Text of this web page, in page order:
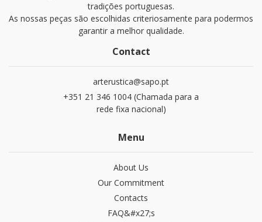
tradições portuguesas.
As nossas peças são escolhidas criteriosamente para podermos
garantir a melhor qualidade.
Contact
arterustica@sapo.pt
+351 21 346 1004 (Chamada para a
rede fixa nacional)
Menu
About Us
Our Commitment
Contacts
FAQ&#x27;s